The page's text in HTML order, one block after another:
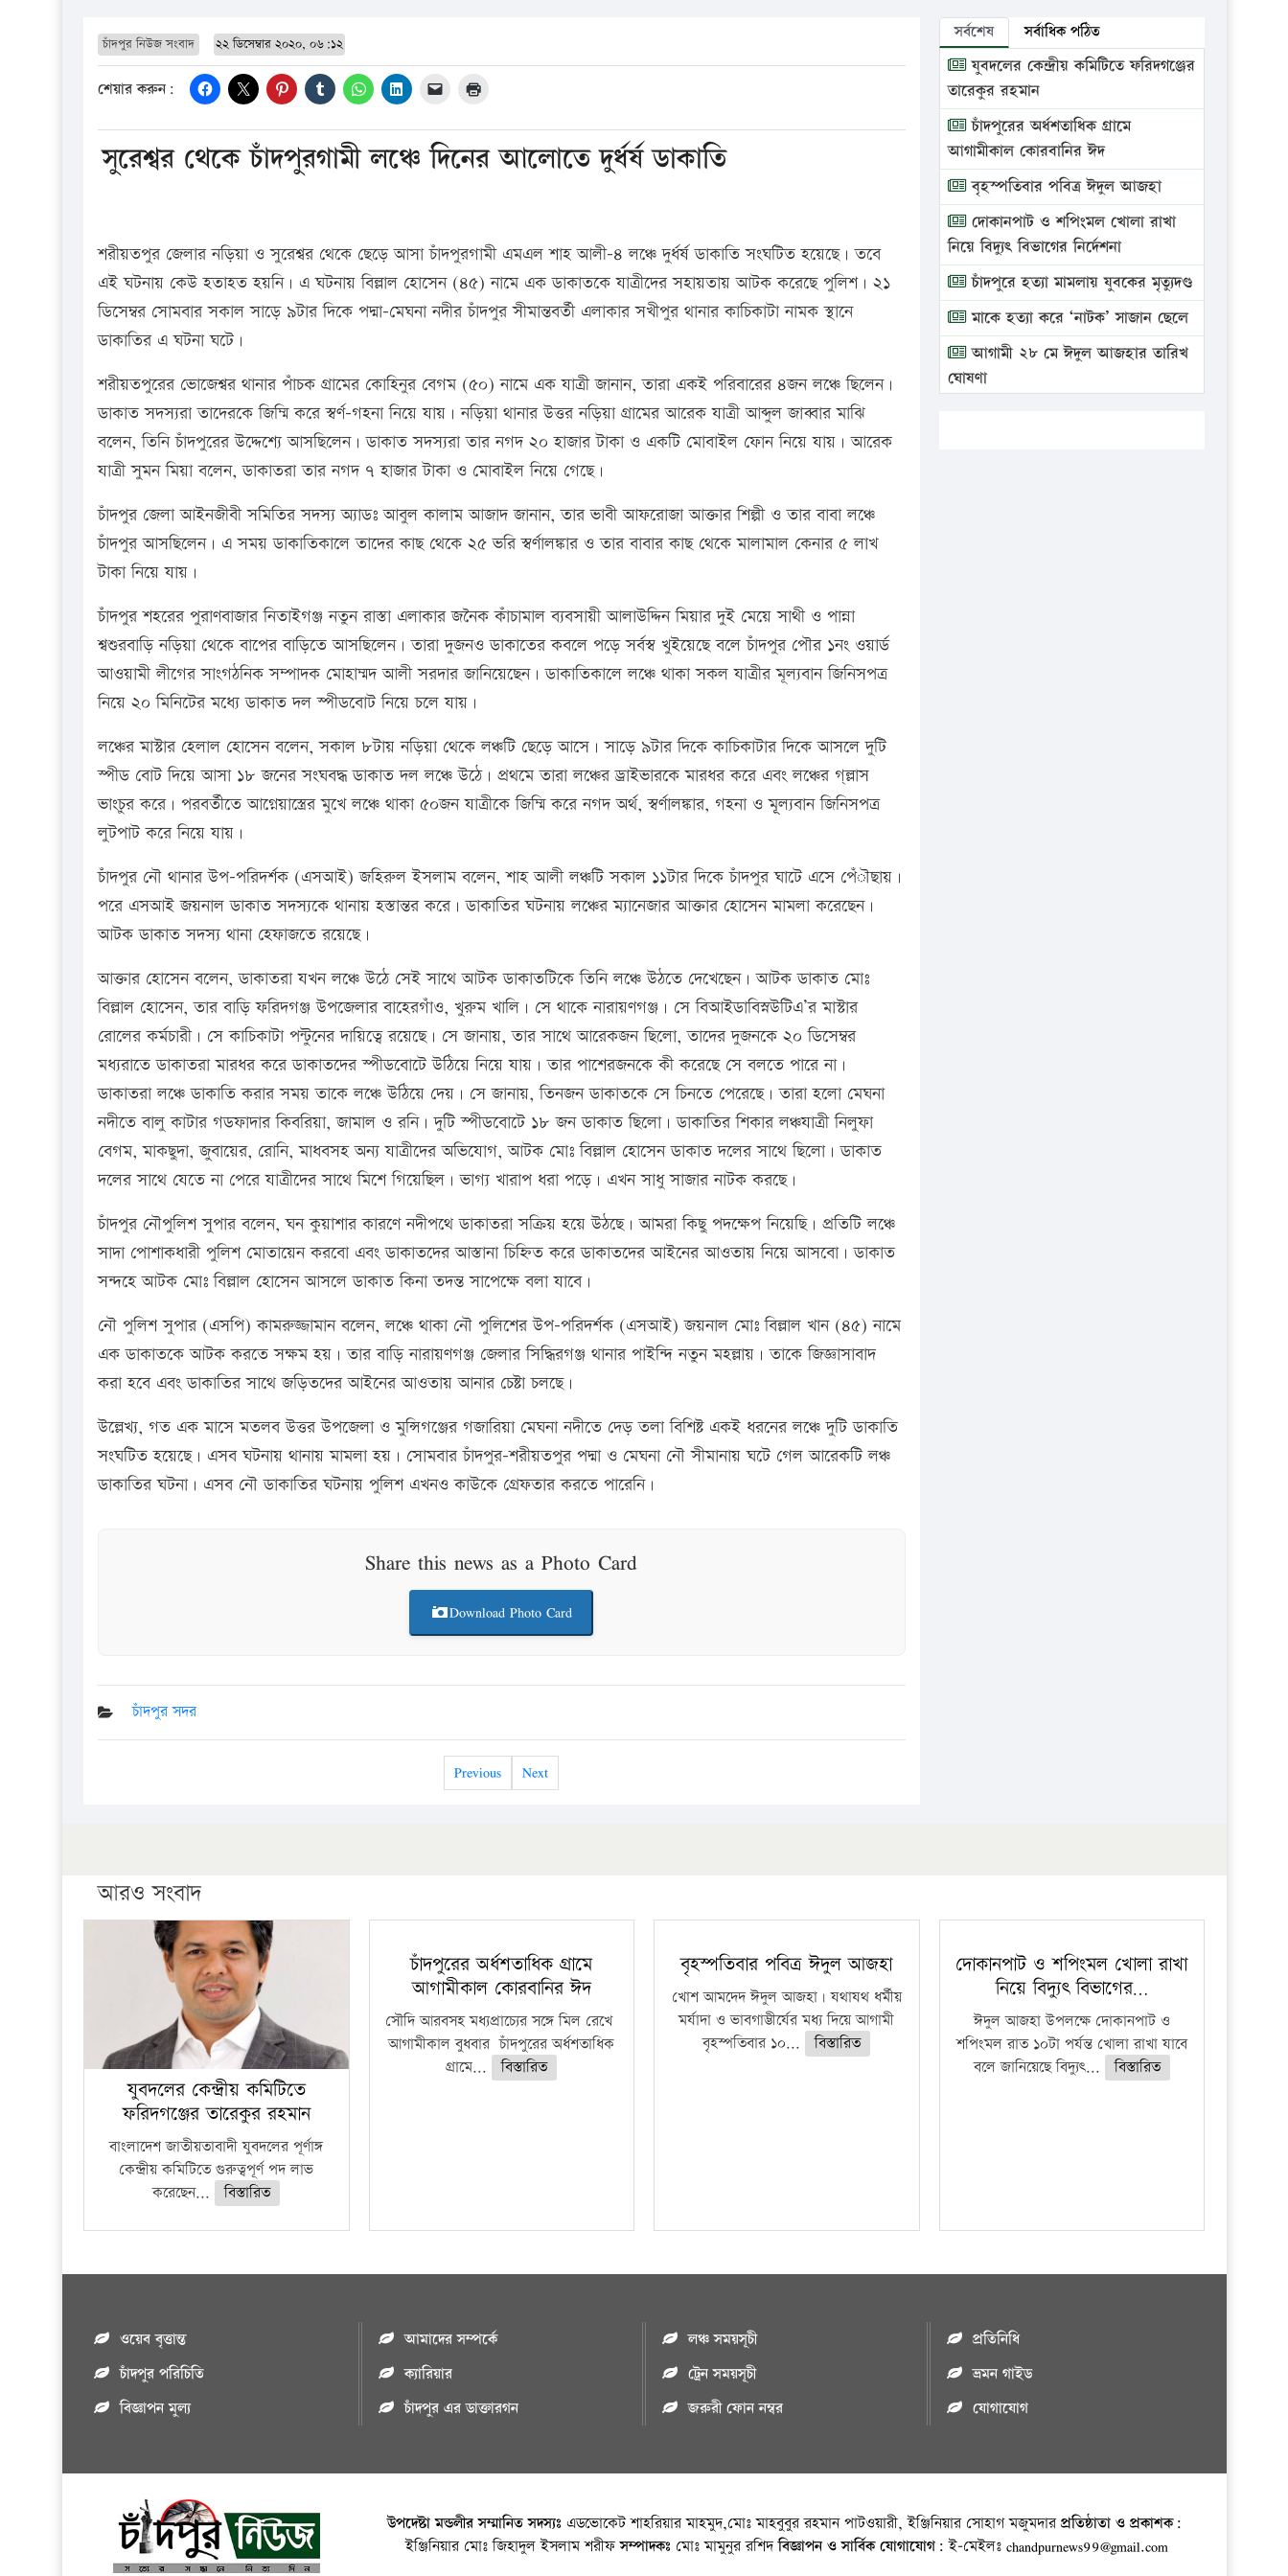
চাঁদপুর নিউজ সংবাদ ২২ ডিসেম্বার ২০২০, ০৬:১২
শেয়ার করুন:
সুরেশ্বর থেকে চাঁদপুরগামী লঞ্চে দিনের আলোতে দুর্ধর্ষ ডাকাতি
শরীয়তপুর জেলার নড়িয়া ও সুরেশ্বর থেকে ছেড়ে আসা চাঁদপুরগামী এমএল শাহ আলী-৪ লঞ্চে দুর্ধর্ষ ডাকাতি সংঘটিত হয়েছে। তবে
এই ঘটনায় কেউ হতাহত হয়নি। এ ঘটনায় বিল্লাল হোসেন (৪৫) নামে এক ডাকাতকে যাত্রীদের সহায়তায় আটক করেছে পুলিশ। ২১
ডিসেম্বর সোমবার সকাল সাড়ে ৯টার দিকে পদ্মা-মেঘনা নদীর চাঁদপুর সীমান্তবর্তী এলাকার সখীপুর থানার কাচিকাটা নামক স্থানে
ডাকাতির এ ঘটনা ঘটে।
শরীয়তপুরের ভোজেশ্বর থানার পাঁচক গ্রামের কোহিনুর বেগম (৫০) নামে এক যাত্রী জানান, তারা একই পরিবারের ৪জন লঞ্চে ছিলেন।
ডাকাত সদস্যরা তাদেরকে জিম্মি করে স্বর্ণ-গহনা নিয়ে যায়। নড়িয়া থানার উত্তর নড়িয়া গ্রামের আরেক যাত্রী আব্দুল জাব্বার মাঝি
বলেন, তিনি চাঁদপুরের উদ্দেশ্যে আসছিলেন। ডাকাত সদস্যরা তার নগদ ২০ হাজার টাকা ও একটি মোবাইল ফোন নিয়ে যায়। আরেক
যাত্রী সুমন মিয়া বলেন, ডাকাতরা তার নগদ ৭ হাজার টাকা ও মোবাইল নিয়ে গেছে।
চাঁদপুর জেলা আইনজীবী সমিতির সদস্য অ্যাডঃ আবুল কালাম আজাদ জানান, তার ভাবী আফরোজা আক্তার শিল্পী ও তার বাবা লঞ্চে
চাঁদপুর আসছিলেন। এ সময় ডাকাতিকালে তাদের কাছ থেকে ২৫ ভরি স্বর্ণালঙ্কার ও তার বাবার কাছ থেকে মালামাল কেনার ৫ লাখ
টাকা নিয়ে যায়।
চাঁদপুর শহরের পুরাণবাজার নিতাইগঞ্জ নতুন রাস্তা এলাকার জনৈক কাঁচামাল ব্যবসায়ী আলাউদ্দিন মিয়ার দুই মেয়ে সাথী ও পান্না
শ্বশুরবাড়ি নড়িয়া থেকে বাপের বাড়িতে আসছিলেন। তারা দুজনও ডাকাতের কবলে পড়ে সর্বস্ব খুইয়েছে বলে চাঁদপুর পৌর ১নং ওয়ার্ড
আওয়ামী লীগের সাংগঠনিক সম্পাদক মোহাম্মদ আলী সরদার জানিয়েছেন। ডাকাতিকালে লঞ্চে থাকা সকল যাত্রীর মূল্যবান জিনিসপত্র
নিয়ে ২০ মিনিটের মধ্যে ডাকাত দল স্পীডবোট নিয়ে চলে যায়।
লঞ্চের মাস্টার হেলাল হোসেন বলেন, সকাল ৮টায় নড়িয়া থেকে লঞ্চটি ছেড়ে আসে। সাড়ে ৯টার দিকে কাচিকাটার দিকে আসলে দুটি
স্পীড বোট দিয়ে আসা ১৮ জনের সংঘবদ্ধ ডাকাত দল লঞ্চে উঠে। প্রথমে তারা লঞ্চের ড্রাইভারকে মারধর করে এবং লঞ্চের গ্ল্লাস
ভাংচুর করে। পরবর্তীতে আগ্নেয়াস্ত্রের মুখে লঞ্চে থাকা ৫০জন যাত্রীকে জিম্মি করে নগদ অর্থ, স্বর্ণালঙ্কার, গহনা ও মূূল্যবান জিনিসপত্র
লুটপাট করে নিয়ে যায়।
চাঁদপুর নৌ থানার উপ-পরিদর্শক (এসআই) জহিরুল ইসলাম বলেন, শাহ আলী লঞ্চটি সকাল ১১টার দিকে চাঁদপুর ঘাটে এসে পেঁৗছায়।
পরে এসআই জয়নাল ডাকাত সদস্যকে থানায় হস্তান্তর করে। ডাকাতির ঘটনায় লঞ্চের ম্যানেজার আক্তার হোসেন মামলা করেছেন।
আটক ডাকাত সদস্য থানা হেফাজতে রয়েছে।
আক্তার হোসেন বলেন, ডাকাতরা যখন লঞ্চে উঠে সেই সাথে আটক ডাকাতটিকে তিনি লঞ্চে উঠতে দেখেছেন। আটক ডাকাত মোঃ
বিল্লাল হোসেন, তার বাড়ি ফরিদগঞ্জ উপজেলার বাহেরগাঁও, খুরুম খালি। সে থাকে নারায়ণগঞ্জ। সে বিআইডাবিস্নউটিএ’র মাস্টার
রোলের কর্মচারী। সে কাচিকাটা পন্টুনের দায়িত্বে রয়েছে। সে জানায়, তার সাথে আরেকজন ছিলো, তাদের দুজনকে ২০ ডিসেম্বর
মধ্যরাতে ডাকাতরা মারধর করে ডাকাতদের স্পীডবোটে উঠিয়ে নিয়ে যায়। তার পাশেরজনকে কী করেছে সে বলতে পারে না।
ডাকাতরা লঞ্চে ডাকাতি করার সময় তাকে লঞ্চে উঠিয়ে দেয়। সে জানায়, তিনজন ডাকাতকে সে চিনতে পেরেছে। তারা হলো মেঘনা
নদীতে বালু কাটার গডফাদার কিবরিয়া, জামাল ও রনি। দুটি স্পীডবোটে ১৮ জন ডাকাত ছিলো। ডাকাতির শিকার লঞ্চযাত্রী নিলুফা
বেগম, মাকছুদা, জুবায়ের, রোনি, মাধবসহ অন্য যাত্রীদের অভিযোগ, আটক মোঃ বিল্লাল হোসেন ডাকাত দলের সাথে ছিলো। ডাকাত
দলের সাথে যেতে না পেরে যাত্রীদের সাথে মিশে গিয়েছিল। ভাগ্য খারাপ ধরা পড়ে। এখন সাধু সাজার নাটক করছে।
চাঁদপুর নৌপুলিশ সুপার বলেন, ঘন কুয়াশার কারণে নদীপথে ডাকাতরা সক্রিয় হয়ে উঠছে। আমরা কিছু পদক্ষেপ নিয়েছি। প্রতিটি লঞ্চে
সাদা পোশাকধারী পুলিশ মোতায়েন করবো এবং ডাকাতদের আস্তানা চিহ্নিত করে ডাকাতদের আইনের আওতায় নিয়ে আসবো। ডাকাত
সন্দহে আটক মোঃ বিল্লাল হোসেন আসলে ডাকাত কিনা তদন্ত সাপেক্ষে বলা যাবে।
নৌ পুলিশ সুপার (এসপি) কামরুজ্জামান বলেন, লঞ্চে থাকা নৌ পুলিশের উপ-পরিদর্শক (এসআই) জয়নাল মোঃ বিল্লাল খান (৪৫) নামে
এক ডাকাতকে আটক করতে সক্ষম হয়। তার বাড়ি নারায়ণগঞ্জ জেলার সিদ্ধিরগঞ্জ থানার পাইন্দি নতুন মহল্লায়। তাকে জিজ্ঞাসাবাদ
করা হবে এবং ডাকাতির সাথে জড়িতদের আইনের আওতায় আনার চেষ্টা চলছে।
উল্লেখ্য, গত এক মাসে মতলব উত্তর উপজেলা ও মুন্সিগঞ্জের গজারিয়া মেঘনা নদীতে দেড় তলা বিশিষ্ট একই ধরনের লঞ্চে দুটি ডাকাতি
সংঘটিত হয়েছে। এসব ঘটনায় থানায় মামলা হয়। সোমবার চাঁদপুর-শরীয়তপুর পদ্মা ও মেঘনা নৌ সীমানায় ঘটে গেল আরেকটি লঞ্চ
ডাকাতির ঘটনা। এসব নৌ ডাকাতির ঘটনায় পুলিশ এখনও কাউকে গ্রেফতার করতে পারেনি।
Share this news as a Photo Card
Download Photo Card
চাঁদপুর সদর
Previous Next
সর্বশেষ সর্বাধিক পঠিত
যুবদলের কেন্দ্রীয় কমিটিতে ফরিদগঞ্জের
তারেকুর রহমান
চাঁদপুরের অর্ধশতাধিক গ্রামে
আগামীকাল কোরবানির ঈদ
বৃহস্পতিবার পবিত্র ঈদুল আজহা
দোকানপাট ও শপিংমল খোলা রাখা
নিয়ে বিদ্যুৎ বিভাগের নির্দেশনা
চাঁদপুরে হত্যা মামলায় যুবকের মৃত্যুদণ্ড
মাকে হত্যা করে ‘নাটক’ সাজান ছেলে
আগামী ২৮ মে ঈদুল আজহার তারিখ
ঘোষণা
আরও সংবাদ
যুবদলের কেন্দ্রীয় কমিটিতে
ফরিদগঞ্জের তারেকুর রহমান
বাংলাদেশ জাতীয়তাবাদী যুবদলের পূর্ণাঙ্গ
কেন্দ্রীয় কমিটিতে গুরুত্বপূর্ণ পদ লাভ
করেছেন...
বিস্তারিত
চাঁদপুরের অর্ধশতাধিক গ্রামে
আগামীকাল কোরবানির ঈদ
সৌদি আরবসহ মধ্যপ্রাচ্যের সঙ্গে মিল রেখে
আগামীকাল বুধবার চাঁদপুরের অর্ধশতাধিক
গ্রামে...
বিস্তারিত
বৃহস্পতিবার পবিত্র ঈদুল আজহা
খোশ আমদেদ ঈদুল আজহা। যথাযথ ধর্মীয়
মর্যাদা ও ভাবগাম্ভীর্যের মধ্য দিয়ে আগামী
বৃহস্পতিবার ১০...
বিস্তারিত
দোকানপাট ও শপিংমল খোলা রাখা
নিয়ে বিদ্যুৎ বিভাগের…
ঈদুল আজহা উপলক্ষে দোকানপাট ও
শপিংমল রাত ১০টা পর্যন্ত খোলা রাখা যাবে
বলে জানিয়েছে বিদ্যুৎ...
বিস্তারিত
ওয়েব বৃত্তান্ত
চাঁদপুর পরিচিতি
বিজ্ঞাপন মুল্য
আমাদের সম্পর্কে
ক্যারিয়ার
চাঁদপুর এর ডাক্তারগন
লঞ্চ সময়সূচী
ট্রেন সময়সূচী
জরুরী ফোন নম্বর
প্রতিনিধি
ভ্রমন গাইড
যোগাযোগ
উপদেষ্টা মন্ডলীর সম্মানিত সদস্যঃ এডভোকেট শাহরিয়ার মাহমুদ,মোঃ মাহবুবুর রহমান পাটওয়ারী, ইঞ্জিনিয়ার সোহাগ মজুমদারপ্রতিষ্ঠাতা ও প্রকাশক:
ইঞ্জিনিয়ার মোঃ জিহাদুল ইসলাম শরীফসম্পাদকঃ মোঃ মামুনুর রশিদবিজ্ঞাপন ও সার্বিক যোগাযোগ: ই-মেইলঃ chandpurnews99@gmail.com